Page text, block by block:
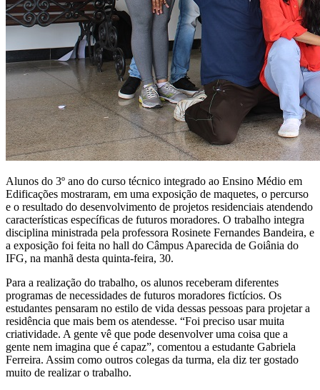
Alunos do 3º ano do curso técnico integrado ao Ensino Médio em
Edificações mostraram, em uma exposição de maquetes, o percurso
e o resultado do desenvolvimento de projetos residenciais atendendo
características específicas de futuros moradores. O trabalho integra
disciplina ministrada pela professora Rosinete Fernandes Bandeira, e
a exposição foi feita no hall do Câmpus Aparecida de Goiânia do
IFG, na manhã desta quinta-feira, 30.
Para a realização do trabalho, os alunos receberam diferentes
programas de necessidades de futuros moradores fictícios. Os
estudantes pensaram no estilo de vida dessas pessoas para projetar a
residência que mais bem os atendesse. “Foi preciso usar muita
criatividade. A gente vê que pode desenvolver uma coisa que a
gente nem imagina que é capaz”, comentou a estudante Gabriela
Ferreira. Assim como outros colegas da turma, ela diz ter gostado
muito de realizar o trabalho.